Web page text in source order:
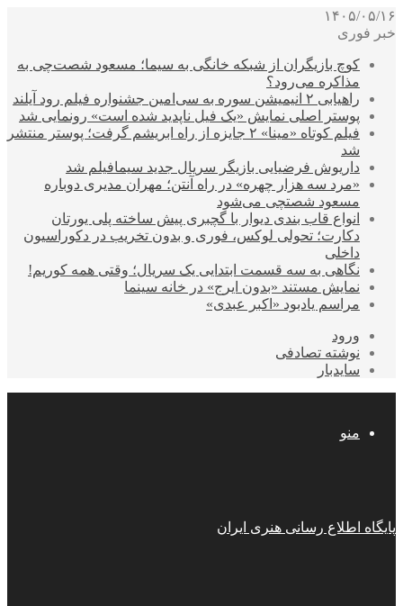
۱۴۰۵/۰۵/۱۶
خبر فوری
کوچ بازیگران از شبکه خانگی به سیما؛ مسعود شصت‌چی به
مذاکره می‌رود؟
راهیابی ۲ انیمیشن سوره به سی‌امین جشنواره فیلم رود آیلند
پوستر اصلی نمایش «یک فیل ناپدید شده است» رونمایی شد
فیلم کوتاه «مینا» ۲ جایزه از راه ابریشم گرفت؛ پوستر منتشر
شد
داریوش فرضیایی بازیگر سریال جدید سیمافیلم شد
«مرد سه هزار چهره» در راه آنتن؛ مهران مدیری دوباره
مسعود شصتچی می‌شود
انواع قاب بندی دیوار با گچبری پیش ساخته پلی یورتان
دکارت؛ تحولی لوکس، فوری و بدون تخریب در دکوراسیون
داخلی
نگاهی به سه قسمت ابتدایی یک سریال؛ وقتی همه کوریم!
نمایش مستند «بدون ایرج» در خانه سینما
مراسم یادبود «اکبر عبدی»
ورود
نوشته تصادفی
سایدبار
منو
پایگاه اطلاع رسانی هنری ایران